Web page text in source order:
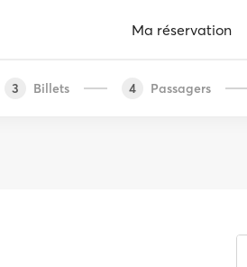
Ma réservation
3 Billets 4 Passagers